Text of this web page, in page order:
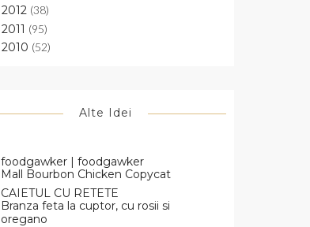
2012 (38)
2011 (95)
2010 (52)
Alte Idei
foodgawker | foodgawker
Mall Bourbon Chicken Copycat
CAIETUL CU RETETE
Branza feta la cuptor, cu rosii si
oregano